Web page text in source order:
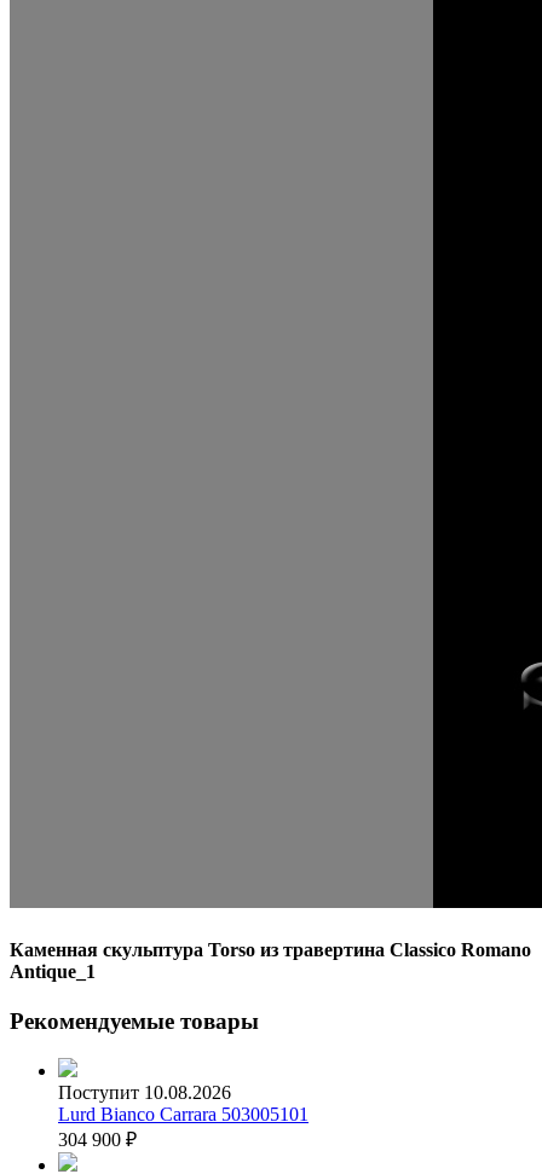
Каменная скульптура Torso из травертина Classico Romano
Antique_1
Рекомендуемые товары
Поступит 10.08.2026
Lurd Bianco Carrara 503005101
304 900 ₽